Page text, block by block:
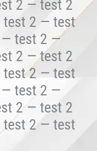
2 — test 2
2 — test
test 2 —
2 — test 2
2 — test
test 2 —
2 — test 2
2 — test